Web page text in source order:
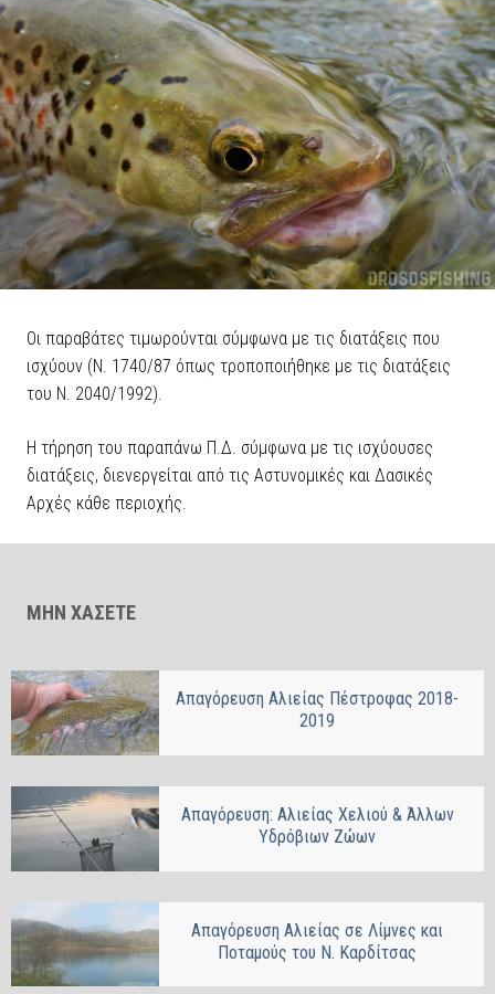
Οι παραβάτες τιμωρούνται σύμφωνα με τις διατάξεις που
ισχύουν (Ν. 1740/87 όπως τροποποιήθηκε με τις διατάξεις
του Ν. 2040/1992).
Η τήρηση του παραπάνω Π.Δ. σύμφωνα με τις ισχύουσες
διατάξεις, διενεργείται από τις Αστυνομικές και Δασικές
Αρχές κάθε περιοχής.
ΜΗΝ ΧΑΣΕΤΕ
Απαγόρευση Αλιείας Πέστροφας 2018-
2019
Απαγόρευση: Αλιείας Χελιού & Άλλων
Υδρόβιων Ζώων
Απαγόρευση Αλιείας σε Λίμνες και
Ποταμούς του Ν. Καρδίτσας